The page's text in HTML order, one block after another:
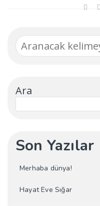
Ara
Son Yazılar
Merhaba dünya!
Hayat Eve Sığar